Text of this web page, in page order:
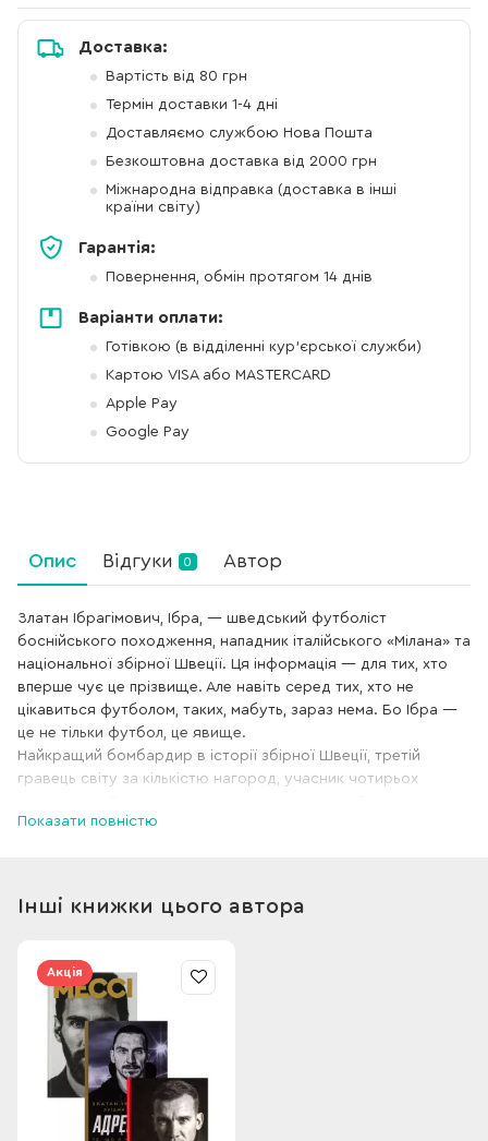
Доставка:
Вартість від 80 грн
Термін доставки 1-4 дні
Доставляємо службою Нова Пошта
Безкоштовна доставка від 2000 грн
Міжнародна відправка (доставка в інші
країни світу)
Гарантія:
Повернення, обмін протягом 14 днів
Варіанти оплати:
Готівкою (в відділенні кур'єрської служби)
Картою VISA або MASTERCARD
Apple Pay
Google Pay
Опис Відгуки 0 Автор
Златан Ібрагімович, Ібра, — шведський футболіст
боснійського походження, нападник італійського «Мілана» та
національної збірної Швеції. Ця інформація — для тих, хто
вперше чує це прізвище. Але навіть серед тих, хто не
цікавиться футболом, таких, мабуть, зараз нема. Бо Ібра —
це не тільки футбол, це явище.
Найкращий бомбардир в історії збірної Швеції, третій
гравець світу за кількістю нагород, учасник чотирьох
синів, давно одружений з жінкою, яку кохає і поважає... І
приймає, незважаючи на поради, здавалося б, більш
У цій книжці Златан Ібрагімович постає таким, який він є
насправді, — без маски, без прикрас, без усіх принад, які
дозволяють побачити свого героя на п’єдесталі. Він
розповідає про себе щиро, не намагаючись виглядати
кращим і ні про що не шкодуючи...
Показати повністю
Інші книжки цього автора
Акція